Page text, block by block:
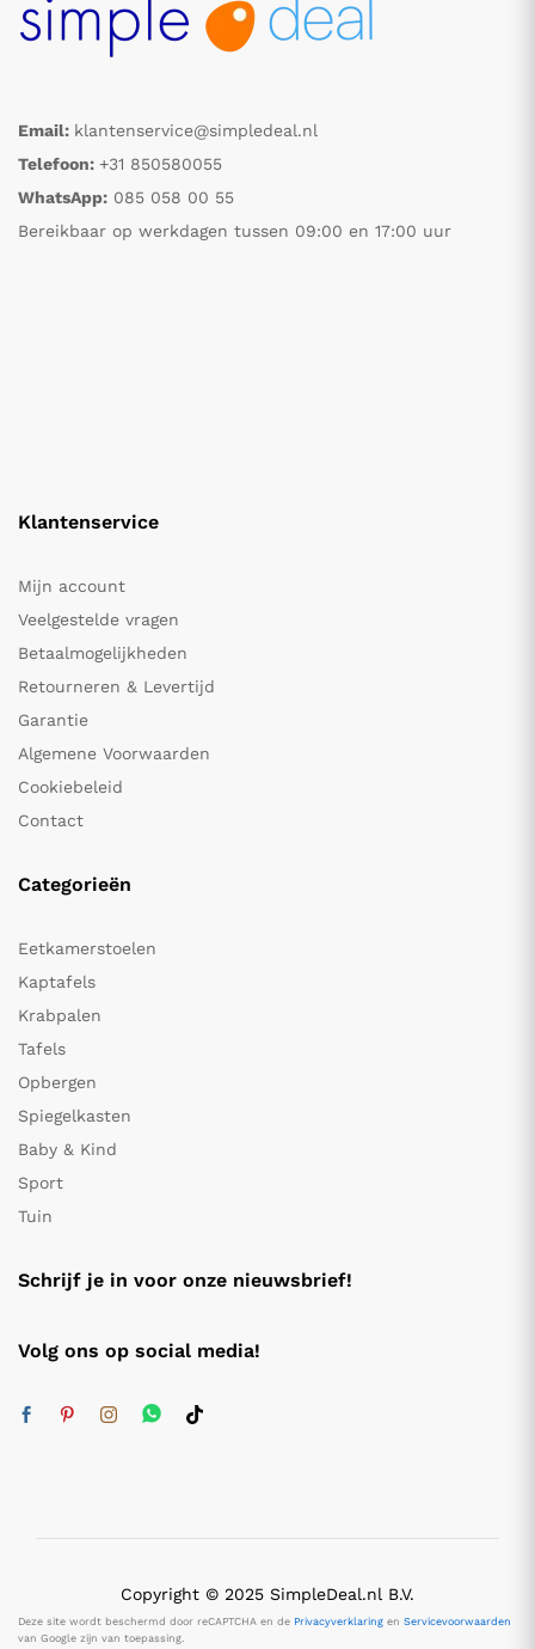
Email: klantenservice@simpledeal.nl
Telefoon: +31 850580055
WhatsApp: 085 058 00 55
Bereikbaar op werkdagen tussen 09:00 en 17:00 uur
Klantenservice
Mijn account
Veelgestelde vragen
Betaalmogelijkheden
Retourneren & Levertijd
Garantie
Algemene Voorwaarden
Cookiebeleid
Contact
Categorieën
Eetkamerstoelen
Kaptafels
Krabpalen
Tafels
Opbergen
Spiegelkasten
Baby & Kind
Sport
Tuin
Schrijf je in voor onze nieuwsbrief!
Volg ons op social media!
Copyright © 2025 SimpleDeal.nl B.V.
Deze site wordt beschermd door reCAPTCHA en de Privacyverklaring en Servicevoorwaarden
van Google zijn van toepassing.